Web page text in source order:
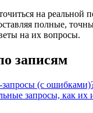
на реальной
полные,
на их вопросы.
записям
запросы (с
запросы, как их